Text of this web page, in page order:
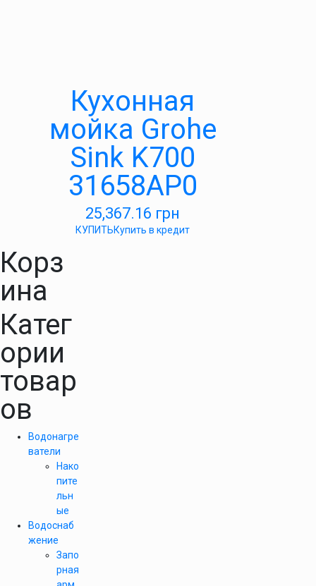
Кухонная
мойка Grohe
Sink K700
31658AP0
25,367.16 грн
КУПИТЬКупить в кредит
Корз
ина
Катег
ории
товар
ов
Водонагре
ватели
Нако
пите
льн
ые
Водоснаб
жение
Запо
рная